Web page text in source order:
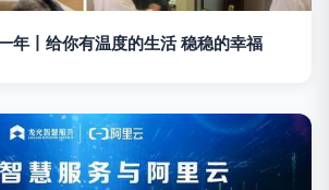
年丨给你有温度的生活 稳稳的幸福